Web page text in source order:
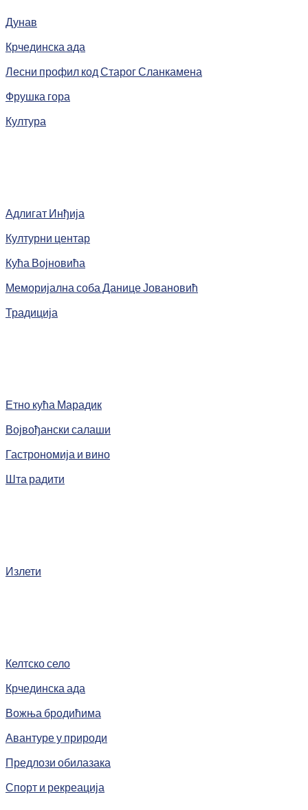
Дунав
Крчединска ада
Лесни профил код Старог Сланкамена
Фрушка гора
Култура
Адлигат Инђија
Културни центар
Кућа Војновића
Меморијална соба Данице Јовановић
Традиција
Етно кућа Марадик
Војвођански салаши
Гастрономија и вино
Шта радити
Излети
Келтско село
Крчединска ада
Вожња бродићима
Авантуре у природи
Предлози обилазака
Спорт и рекреација